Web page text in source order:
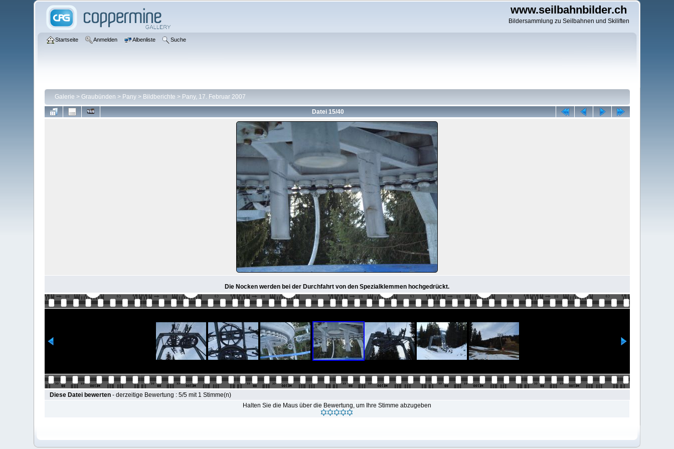
www.seilbahnbilder.ch
Bildersammlung zu Seilbahnen und Skiliften
Startseite Anmelden Albenliste Suche
Galerie > Graubünden > Pany> Bildberichte > Pany, 17. Februar 2007
Datei 15/40
Die Nocken werden bei der Durchfahrt von den Spezialklemmen hochgedrückt.
Diese Datei bewerten- derzeitige Bewertung : 5/5 mit 1 Stimme(n)
Halten Sie die Maus über die Bewertung, um Ihre Stimme abzugeben